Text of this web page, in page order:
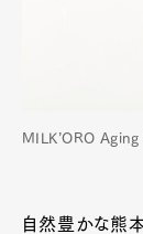
MILK’ORO
自然豊かな熊本